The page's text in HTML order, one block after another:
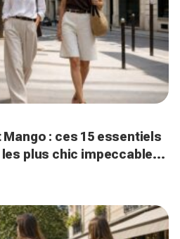
: ces 15 essentiels
plus chic impeccables
cet été